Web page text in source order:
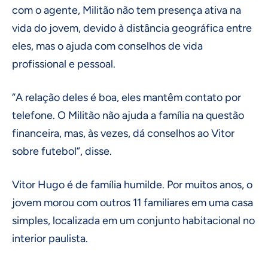
com o agente, Militão não tem presença ativa na
vida do jovem, devido à distância geográfica entre
eles, mas o ajuda com conselhos de vida
profissional e pessoal.
“A relação deles é boa, eles mantêm contato por
telefone. O Militão não ajuda a família na questão
financeira, mas, às vezes, dá conselhos ao Vitor
sobre futebol”, disse.
Vitor Hugo é de família humilde. Por muitos anos, o
jovem morou com outros 11 familiares em uma casa
simples, localizada em um conjunto habitacional no
interior paulista.